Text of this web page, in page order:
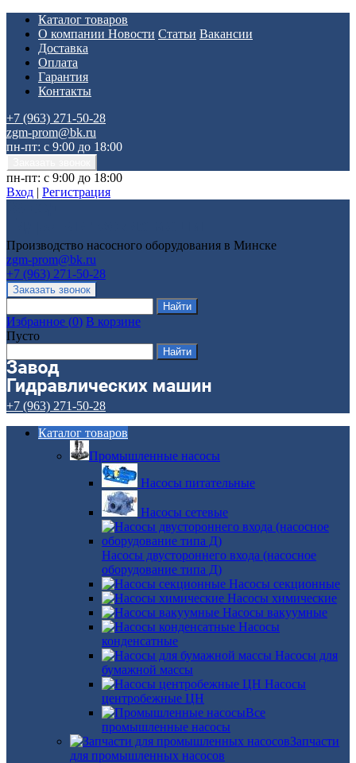
Каталог товаров
О компании Новости Статьи Вакансии
Доставка
Оплата
Гарантия
Контакты
+7 (963) 271-50-28
zgm-prom@bk.ru
пн-пт: с 9:00 до 18:00
пн-пт: с 9:00 до 18:00
Вход | Регистрация
Производство насосного оборудования в Минске
zgm-prom@bk.ru
+7 (963) 271-50-28
Избранное (0) В корзине
Пусто
+7 (963) 271-50-28
Каталог товаров
Промышленные насосы
Насосы питательные
Насосы сетевые
Насосы двустороннего входа (насосное
оборудование типа Д)
Насосы секционные
Насосы химические
Насосы вакуумные
Насосы
конденсатные
Насосы для
бумажной массы
Насосы
центробежные ЦН
Все
промышленные насосы
Запчасти
для промышленных насосов